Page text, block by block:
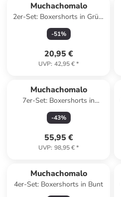
Muchachomalo
2er-Set: Boxershorts in Grün/
Rosa
-51%
20,95 €
UVP: 42,95 €*
Muchachomalo
7er-Set: Boxershorts in
Dunkelblau/ Blau/ Schwarz
-43%
55,95 €
UVP: 98,95 €*
Muchachomalo
4er-Set: Boxershorts in Bunt